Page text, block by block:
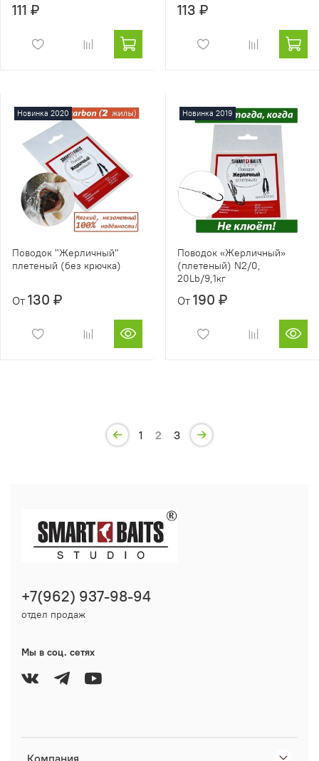
111 ₽ 113 ₽
Новинка 2020
Поводок "Жерличный"
плетеный (без крючка)
От 130 ₽
Новинка 2019
Поводок «Жерличный»
(плетеный) N2/0,
20Lb/9,1кг
От 190 ₽
1 2 3
Компания
+7(962) 937-98-94
отдел продаж
Мы в соц. сетях